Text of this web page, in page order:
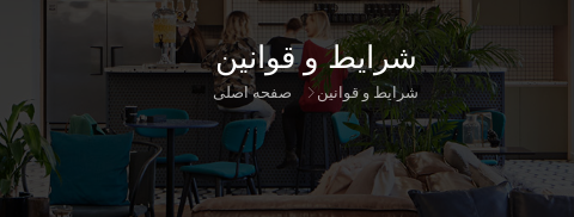
شرایط و قوانین
صفحه اصلی شرایط و قوانین